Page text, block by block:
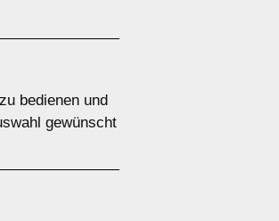
bedienen und
gewünscht